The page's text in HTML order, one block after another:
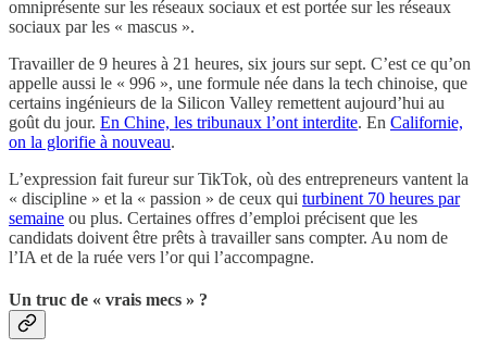
omniprésente sur les réseaux sociaux et est portée sur les réseaux
sociaux par les « mascus ».
Travailler de 9 heures à 21 heures, six jours sur sept. C’est ce qu’on
appelle aussi le « 996 », une formule née dans la tech chinoise, que
certains ingénieurs de la Silicon Valley remettent aujourd’hui au
goût du jour. En Chine, les tribunaux l’ont interdite. En Californie,
on la glorifie à nouveau.
L’expression fait fureur sur TikTok, où des entrepreneurs vantent la
« discipline » et la « passion » de ceux qui turbinent 70 heures par
semaine ou plus. Certaines offres d’emploi précisent que les
candidats doivent être prêts à travailler sans compter. Au nom de
l’IA et de la ruée vers l’or qui l’accompagne.
Un truc de « vrais mecs » ?